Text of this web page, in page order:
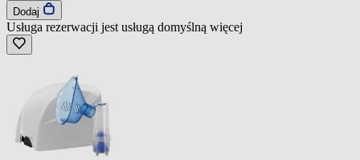
Dodaj
Usługa rezerwacji jest usługą domyślną więcej